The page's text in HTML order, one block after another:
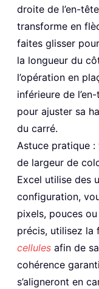
droite de l’en-
transforme en
faites glisser
la longueur du
l’opération en
inférieure de
pour ajuster sa
du carré.
Astuce pratique
de largeur de
Excel utilise des
configuration,
pixels, pouces
précis, utilisez la
cellules afin de
cohérence
s’aligneront en